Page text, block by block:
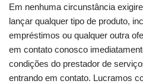
Em nenhuma circunstância
lançar qualquer tipo de produto,
empréstimos ou qualquer outra
em contato conosco
condições do prestador de
entrando em contato. Lucramos